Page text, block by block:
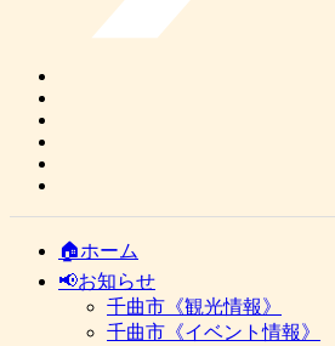
🏠ホーム
📢お知らせ
千曲市《観光情報》
千曲市《イベント情報》